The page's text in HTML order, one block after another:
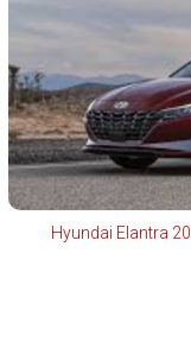
Hyundai Elantra